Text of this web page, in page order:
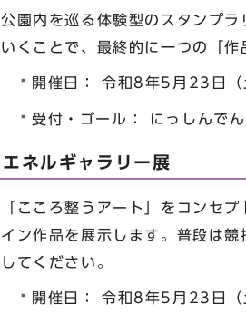
公園内を巡る体験型のスタンプ
いくことで、最終的に一つの「作
開催日： 令和8年5月23日（
受付・ゴール： にっしん
エネルギャラリー展
「こころ整うアート」をコンセ
イン作品を展示します。普段は
してください。
開催日： 令和8年5月23日（